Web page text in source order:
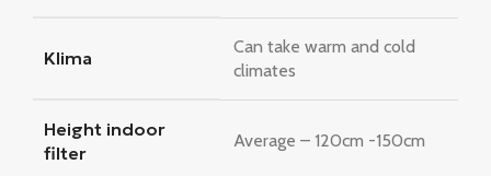
Klima
Can take warm and cold
climates
Height indoor
filter
Average – 120cm -150cm